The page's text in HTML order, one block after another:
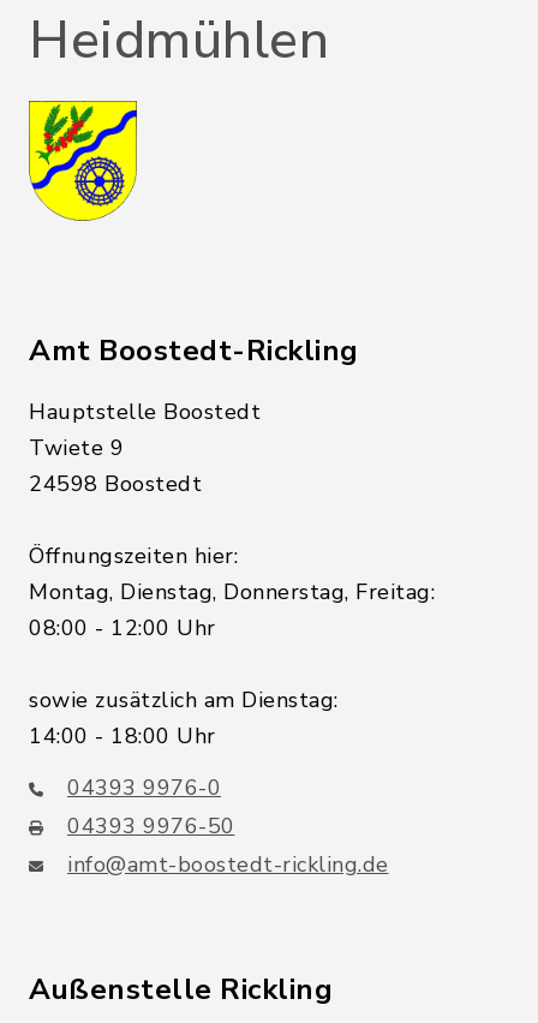
Heidmühlen
Amt Boostedt-Rickling
Hauptstelle Boostedt
Twiete 9
24598 Boostedt
Öffnungszeiten hier:
Montag, Dienstag, Donnerstag, Freitag:
08:00 - 12:00 Uhr
sowie zusätzlich am Dienstag:
14:00 - 18:00 Uhr
04393 9976-0
04393 9976-50
info@amt-boostedt-rickling.de
Außenstelle Rickling